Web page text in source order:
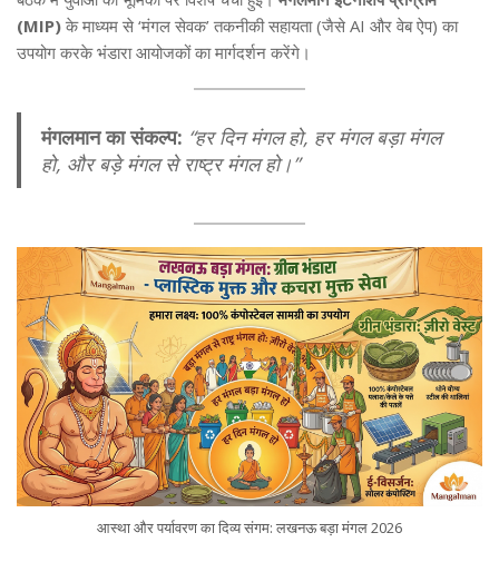
(MIP) के माध्यम से ‘मंगल सेवक’ तकनीकी सहायता (जैसे AI और वेब ऐप) का
उपयोग करके भंडारा आयोजकों का मार्गदर्शन करेंगे।
मंगलमान का संकल्प: “हर दिन मंगल हो, हर मंगल बड़ा मंगल
हो, और बड़े मंगल से राष्ट्र मंगल हो।”
आस्था और पर्यावरण का दिव्य संगम: लखनऊ बड़ा मंगल 2026